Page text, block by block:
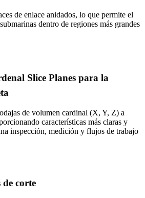
de enlace anidados, lo que permite el
dentro de regiones más grandes
Slice Planes para la
de volumen cardinal (X, Y, Z) a
características más claras y
inspección, medición y flujos de trabajo
de corte